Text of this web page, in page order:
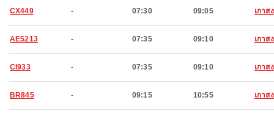
CX449 - 07:30 09:05 เกาสง
AE5213 - 07:35 09:10 เกาสง
CI933 - 07:35 09:10 เกาสง
BR845 - 09:15 10:55 เกาสง